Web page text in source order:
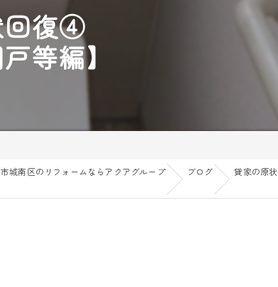
屋根
水回りリフォーム
回復④
等編】
城南区のリフォームならアクアグループ ブログ
貸家の原